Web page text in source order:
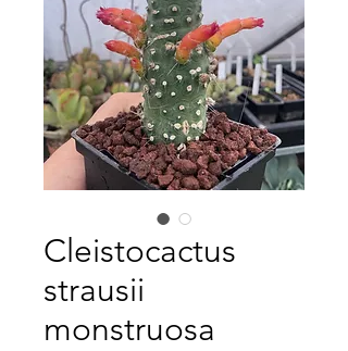
Cleistocactus
strausii
monstruosa